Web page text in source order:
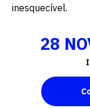
inesquecível.
28